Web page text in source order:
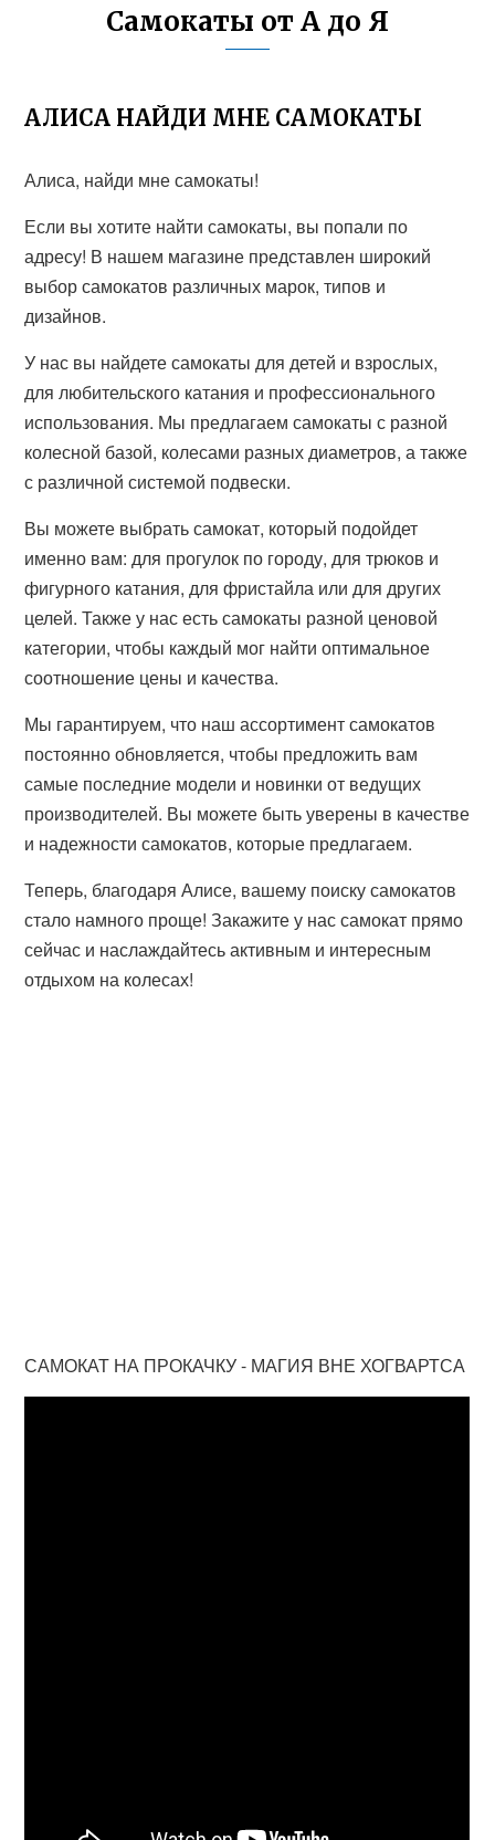
Самокаты от А до Я
АЛИСА НАЙДИ МНЕ САМОКАТЫ
Алиса, найди мне самокаты!
Если вы хотите найти самокаты, вы попали по
адресу! В нашем магазине представлен широкий
выбор самокатов различных марок, типов и
дизайнов.
У нас вы найдете самокаты для детей и взрослых,
для любительского катания и профессионального
использования. Мы предлагаем самокаты с разной
колесной базой, колесами разных диаметров, а также
с различной системой подвески.
Вы можете выбрать самокат, который подойдет
именно вам: для прогулок по городу, для трюков и
фигурного катания, для фристайла или для других
целей. Также у нас есть самокаты разной ценовой
категории, чтобы каждый мог найти оптимальное
соотношение цены и качества.
Мы гарантируем, что наш ассортимент самокатов
постоянно обновляется, чтобы предложить вам
самые последние модели и новинки от ведущих
производителей. Вы можете быть уверены в качестве
и надежности самокатов, которые предлагаем.
Теперь, благодаря Алисе, вашему поиску самокатов
стало намного проще! Закажите у нас самокат прямо
сейчас и наслаждайтесь активным и интересным
отдыхом на колесах!
САМОКАТ НА ПРОКАЧКУ - МАГИЯ ВНЕ ХОГВАРТСА